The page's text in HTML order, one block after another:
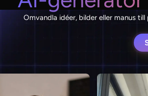
Omvandla idéer, bilder eller manus